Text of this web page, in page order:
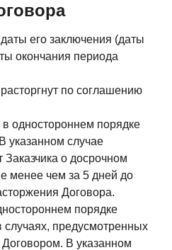
его заключения (даты
окончания периода
по соглашению
одностороннем порядке
указанном случае
о досрочном
менее чем за 5 дней до
Договора.
порядке
случаях, предусмотренных
В указанном